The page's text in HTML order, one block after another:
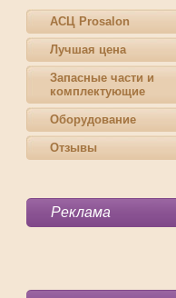
АСЦ Prosalon
Лучшая цена
Запасные части и
комплектующие
Оборудование
Отзывы
Реклама